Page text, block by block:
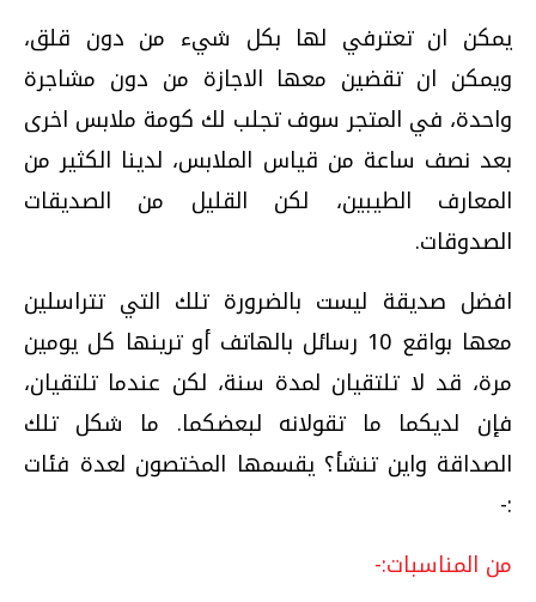
يمكن ان تعترفي لها بكل شيء من دون قلق،
ويمكن ان تقضين معها الاجازة من دون مشاجرة
واحدة، في المتجر سوف تجلب لك كومة ملابس اخرى
بعد نصف ساعة من قياس الملابس، لدينا الكثير من
المعارف الطيبين، لكن القليل من الصديقات
الصدوقات.
افضل صديقة ليست بالضرورة تلك التي تتراسلين
معها بواقع 10 رسائل بالهاتف أو ترينها كل يومين
مرة، قد لا تلتقيان لمدة سنة، لكن عندما تلتقيان،
فإن لديكما ما تقولانه لبعضكما. ما شكل تلك
الصداقة واين تنشأ؟ يقسمها المختصون لعدة فئات
:-
من المناسبات:-